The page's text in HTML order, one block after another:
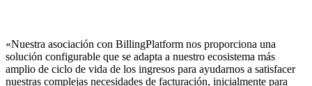
«Nuestra asociación con BillingPlatform nos proporciona una
solución configurable que se adapta a nuestro ecosistema más
amplio de ciclo de vida de los ingresos para ayudarnos a satisfacer
nuestras complejas necesidades de facturación, inicialmente para